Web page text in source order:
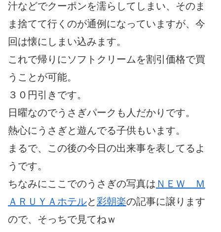
汁などでクーポンを濡らしてしまい、そのま
ま捨てて行くのが通例になっていますが、今
回は懐にしまい込みます。
これで帰りにソフトクリームを割引価格で買
うことが可能。
３０円引きです。
日曜なのでうさぎパークも人だかりです。
熱心にうさぎと遊んでる子供もいます。
まるで、この後の今日の出来事を表してるよ
うです。
ちなみにここでのうさぎの写真は ＮＥＷ Ｍ
ＡＲＵＹＡホテルと 彩朝楽の記事に譲ります
ので、そっちで見てねｗ